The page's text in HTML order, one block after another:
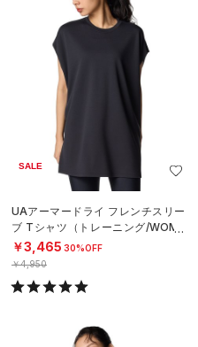
SALE
UAアーマードライ フレンチスリー
ブ Tシャツ（トレーニング/WOME
N）
￥3,465 30%OFF
￥4,950